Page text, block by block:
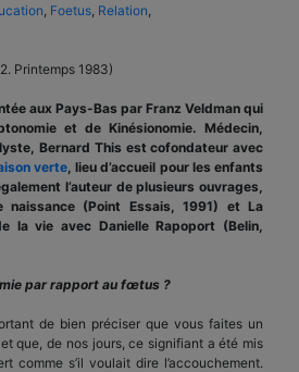
Foetus Relation
Printemps 1983)
aux Pays-Bas par Franz Veldman qui
et de Kinésionomie. Médecin,
Bernard This est cofondateur avec
verte , lieu d’accueil pour les enfants
l’auteur de plusieurs ouvrages,
(Point Essais, 1991) et La
la vie avec Danielle Rapoport (Belin,
par rapport au fœtus ?
de bien préciser que vous faites un
que, de nos jours, ce signifiant a été mis
comme s’il voulait dire l’accouchement.